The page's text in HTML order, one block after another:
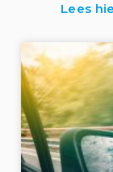
Lees